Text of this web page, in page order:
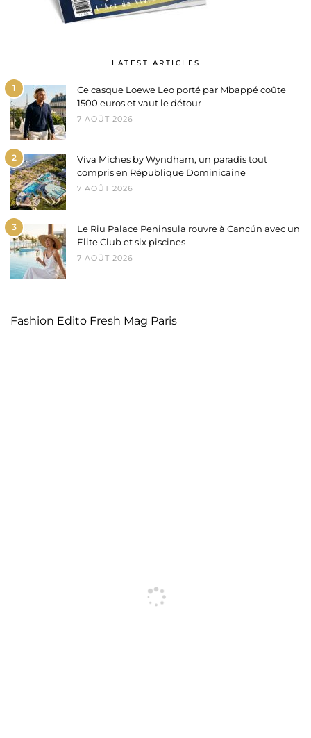
LATEST ARTICLES
1
Ce casque Loewe Leo porté par Mbappé coûte
1500 euros et vaut le détour
7 AOÛT 2026
2
Viva Miches by Wyndham, un paradis tout
compris en République Dominicaine
7 AOÛT 2026
3
Le Riu Palace Peninsula rouvre à Cancún avec un
Elite Club et six piscines
7 AOÛT 2026
Fashion Edito Fresh Mag Paris